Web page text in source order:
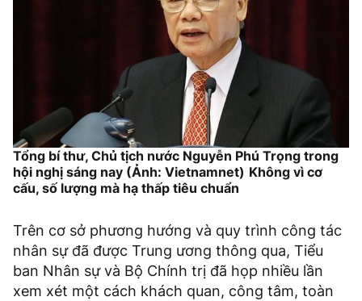
Tổng bí thư, Chủ tịch nước Nguyễn Phú Trọng trong
hội nghị sáng nay (Ảnh: Vietnamnet) Không vì cơ
cấu, số lượng mà hạ thấp tiêu chuẩn
Trên cơ sở phương hướng và quy trình công tác
nhân sự đã được Trung ương thông qua, Tiểu
ban Nhân sự và Bộ Chính trị đã họp nhiều lần
xem xét một cách khách quan, công tâm, toàn